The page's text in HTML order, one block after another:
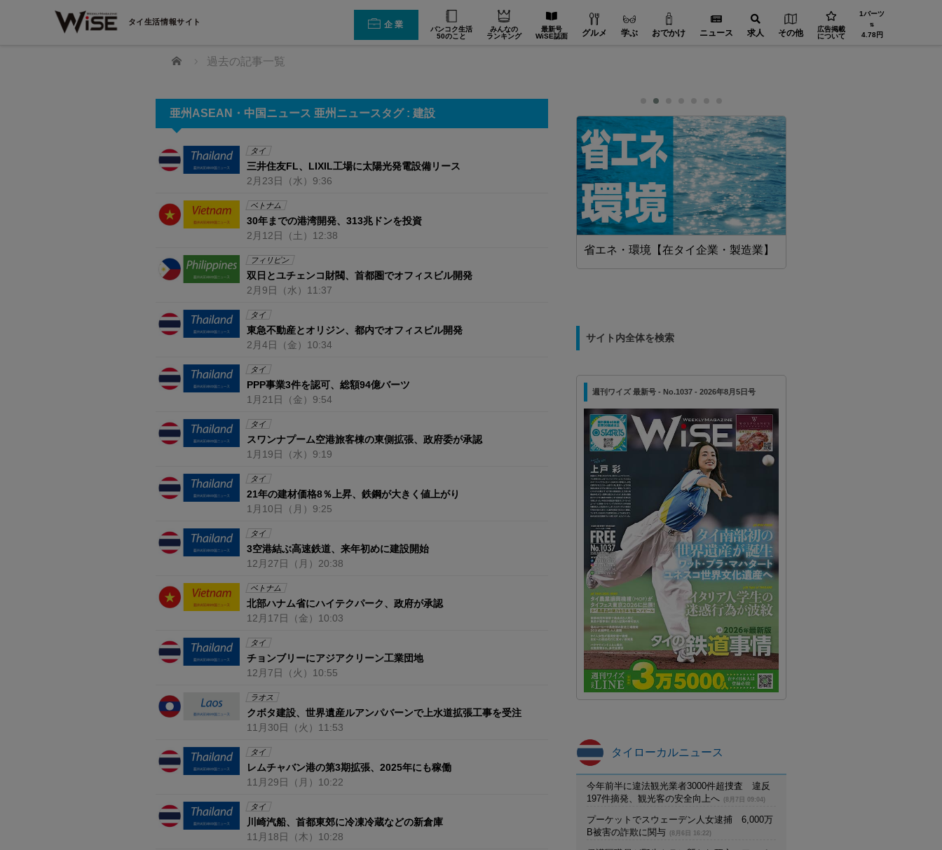
タイ生活情報サイト 企業
バンコク生活
50のこと
みんなの
ランキング
最新号
WiSE誌面
グルメ 学ぶ おでかけ ニュース 求人 その他
広告掲載
について
1バーツ
⇅
4.78円
ホーム 過去の記事一覧
亜州ASEAN・中国ニュース 亜州ニュースタグ : 建設
タイ
三井住友FL、LIXIL工場に太陽光発電設備リース
2月23日 （水） 9:36
ベトナム
30年までの港湾開発、313兆ドンを投資
2月12日 （土） 12:38
フィリピン
双日とユチェンコ財閥、首都圏でオフィスビル開発
2月9日 （水） 11:37
タイ
東急不動産とオリジン、都内でオフィスビル開発
2月4日 （金） 10:34
タイ
PPP事業3件を認可、総額94億バーツ
1月21日 （金） 9:54
タイ
スワンナプーム空港旅客棟の東側拡張、政府委が承認
1月19日 （水） 9:19
タイ
21年の建材価格8％上昇、鉄鋼が大きく値上がり
1月10日 （月） 9:25
タイ
3空港結ぶ高速鉄道、来年初めに建設開始
12月27日 （月） 20:38
ベトナム
北部ハナム省にハイテクパーク、政府が承認
12月17日 （金） 10:03
タイ
チョンブリーにアジアクリーン工業団地
12月7日 （火） 10:55
ラオス
クボタ建設、世界遺産ルアンパバーンで上水道拡張工事を受注
11月30日 （火） 11:53
タイ
レムチャバン港の第3期拡張、2025年にも稼働
11月29日 （月） 10:22
タイ
川崎汽船、首都東郊に冷凍冷蔵などの新倉庫
11月18日 （木） 10:28
省エネ・環境【在タイ企業・製造業】
サイト内全体を検索
週刊ワイズ 最新号 - No.1037 - 2026年8月5日号
タイローカルニュース
今年前半に違法観光業者3000件超捜査 違反
197件摘発、観光客の安全向上へ
(8月7日 09:04)
プーケットでスウェーデン人女逮捕 6,000万
B被害の詐欺に関与
(8月6日 16:22)